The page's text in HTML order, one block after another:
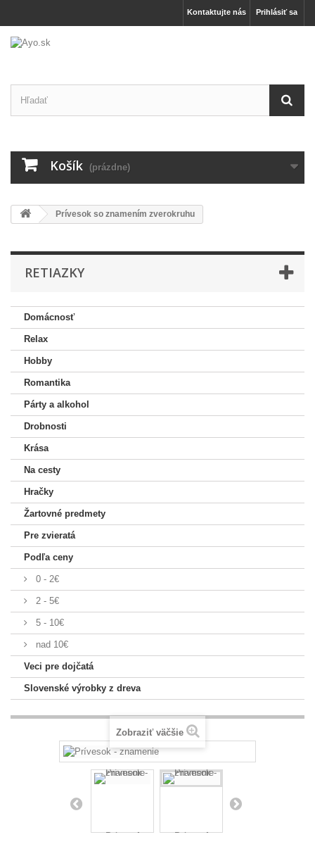
Prihlásiť sa
Kontaktujte nás
Košík (prázdne)
Prívesok so znamením zverokruhu
RETIAZKY
Domácnosť
Relax
Hobby
Romantika
Párty a alkohol
Drobnosti
Krása
Na cesty
Hračky
Žartovné predmety
Pre zvieratá
Podľa ceny
0 - 2€
2 - 5€
5 - 10€
nad 10€
Veci pre dojčatá
Slovenské výrobky z dreva
Zobraziť väčšie